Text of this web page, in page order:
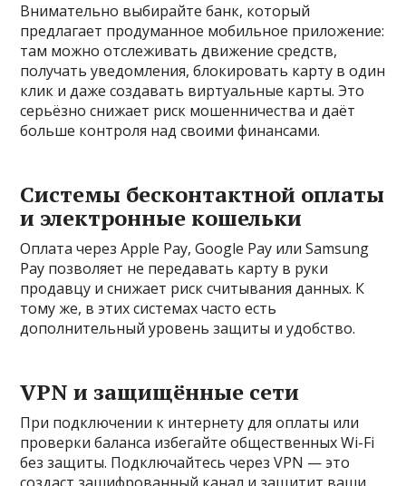
Внимательно выбирайте банк, который
предлагает продуманное мобильное приложение:
там можно отслеживать движение средств,
получать уведомления, блокировать карту в один
клик и даже создавать виртуальные карты. Это
серьёзно снижает риск мошенничества и даёт
больше контроля над своими финансами.
Системы бесконтактной оплаты
и электронные кошельки
Оплата через Apple Pay, Google Pay или Samsung
Pay позволяет не передавать карту в руки
продавцу и снижает риск считывания данных. К
тому же, в этих системах часто есть
дополнительный уровень защиты и удобство.
VPN и защищённые сети
При подключении к интернету для оплаты или
проверки баланса избегайте общественных Wi-Fi
без защиты. Подключайтесь через VPN — это